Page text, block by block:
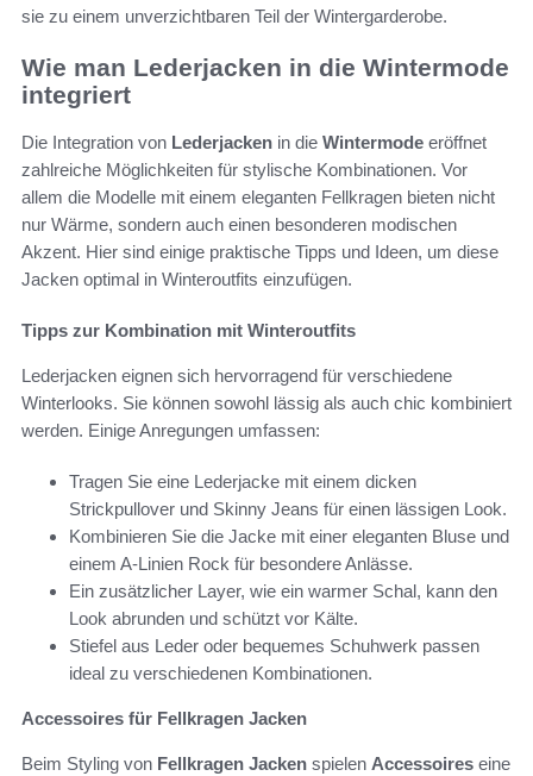
sie zu einem unverzichtbaren Teil der Wintergarderobe.
Wie man Lederjacken in die Wintermode
integriert
Die Integration von Lederjacken in die Wintermode eröffnet
zahlreiche Möglichkeiten für stylische Kombinationen. Vor
allem die Modelle mit einem eleganten Fellkragen bieten nicht
nur Wärme, sondern auch einen besonderen modischen
Akzent. Hier sind einige praktische Tipps und Ideen, um diese
Jacken optimal in Winteroutfits einzufügen.
Tipps zur Kombination mit Winteroutfits
Lederjacken eignen sich hervorragend für verschiedene
Winterlooks. Sie können sowohl lässig als auch chic kombiniert
werden. Einige Anregungen umfassen:
Tragen Sie eine Lederjacke mit einem dicken
Strickpullover und Skinny Jeans für einen lässigen Look.
Kombinieren Sie die Jacke mit einer eleganten Bluse und
einem A-Linien Rock für besondere Anlässe.
Ein zusätzlicher Layer, wie ein warmer Schal, kann den
Look abrunden und schützt vor Kälte.
Stiefel aus Leder oder bequemes Schuhwerk passen
ideal zu verschiedenen Kombinationen.
Accessoires für Fellkragen Jacken
Beim Styling von Fellkragen Jacken spielen Accessoires eine